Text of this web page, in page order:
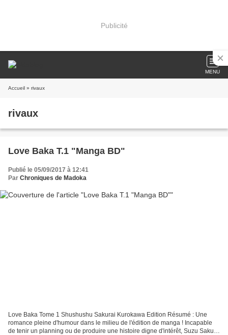
Publicité
MENU
Accueil » rivaux
rivaux
Love Baka T.1 "Manga BD"
Publié le 05/09/2017 à 12:41
Par Chroniques de Madoka
Love Baka Tome 1 Shushushu Sakurai Kurokawa Edition Résumé : Une
romance pleine d'humour dans le milieu de l'édition de manga ! Incapable
de tenir un planning ou de produire une histoire digne d'intérêt, Suzu Sakura